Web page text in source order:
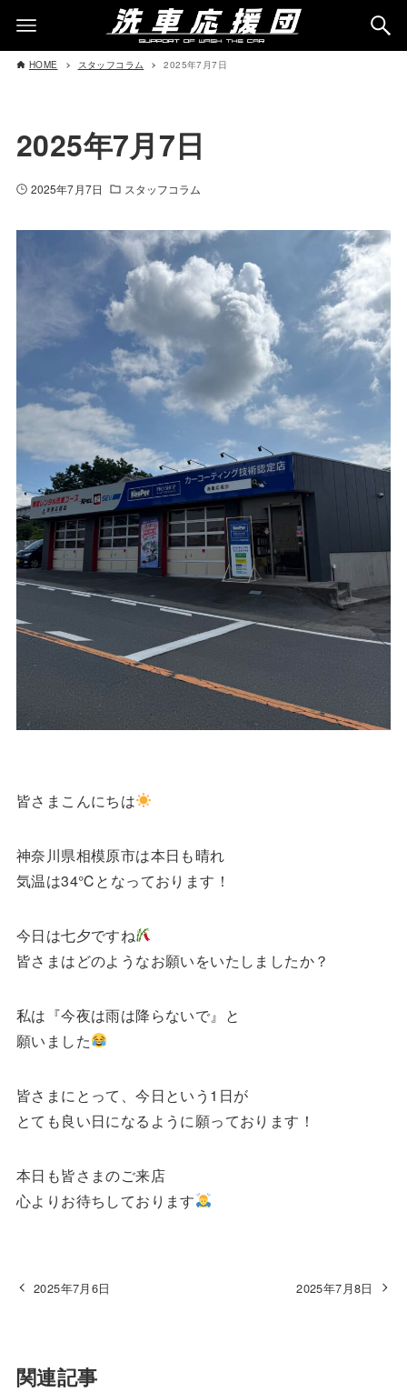
HOME スタッフコラム 2025年7月7日
2025年7月7日
2025年7月7日 スタッフコラム
皆さまこんにちは
神奈川県相模原市は本日も晴れ
気温は34℃となっております！
今日は七夕ですね
皆さまはどのようなお願いをいたしましたか？
私は『今夜は雨は降らないで』と
願いました
皆さまにとって、今日という1日が
とても良い日になるように願っております！
本日も皆さまのご来店
心よりお待ちしております
2025年7月6日 2025年7月8日
関連記事